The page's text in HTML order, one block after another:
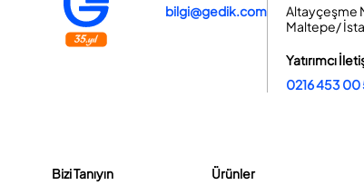
bilgi@gedik.com
Altayçeşme
Maltepe/
Yatırımcı
0216 453 00
Bizi Tanıyın
Ürünler